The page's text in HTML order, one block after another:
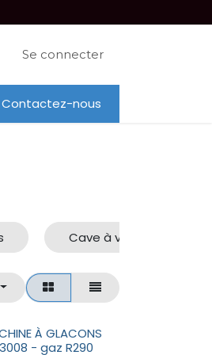
Se connecter
Location
Contactez-nous
Cave à vins
À GLACONS
- gaz R290